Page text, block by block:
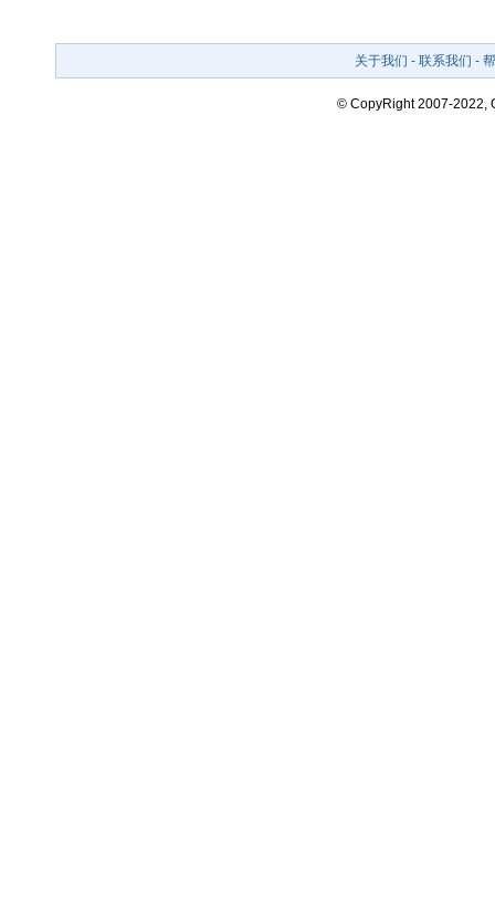
关于我们 - 联系我们 -
© CopyRight 2007-2022,